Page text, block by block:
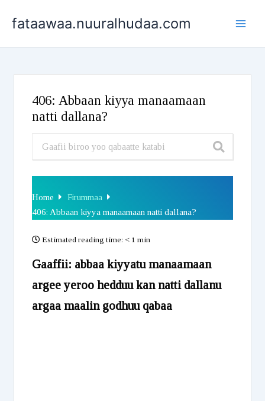
fataawaa.nuuralhudaa.com
406: Abbaan kiyya manaamaan
natti dallana?
Home
Firummaa
406: Abbaan kiyya manaamaan natti dallana?
Estimated reading time: < 1 min
Gaaffii: abbaa kiyyatu manaamaan
argee yeroo hedduu kan natti dallanu
argaa maalin godhuu qabaa